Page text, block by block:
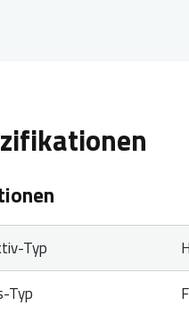
Typ
Typ